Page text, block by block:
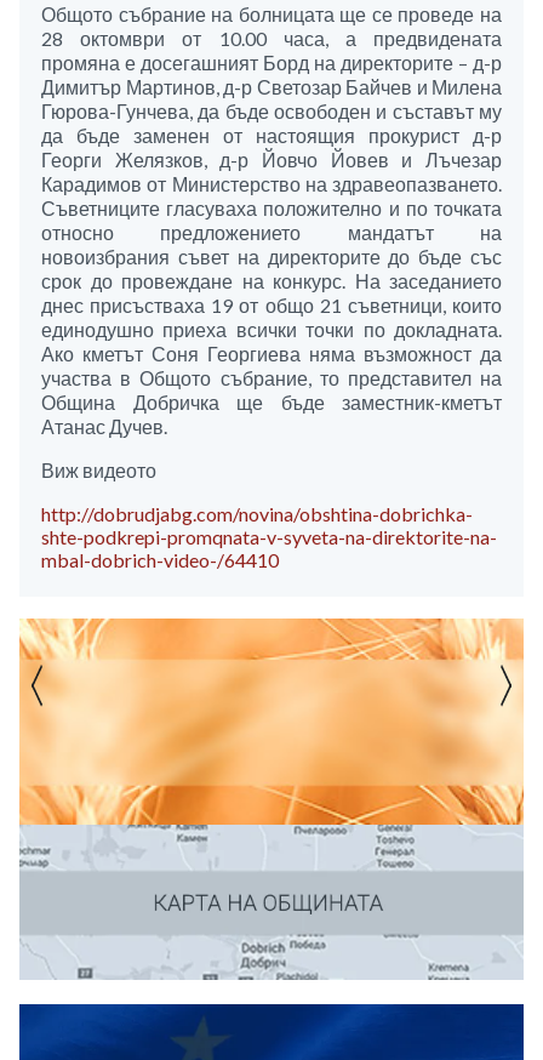
Общото събрание на болницата ще се проведе на
28 октомври от 10.00 часа, а предвидената
промяна е досегашният Борд на директорите – д-р
Димитър Мартинов, д-р Светозар Байчев и Милена
Гюрова-Гунчева, да бъде освободен и съставът му
да бъде заменен от настоящия прокурист д-р
Георги Желязков, д-р Йовчо Йовев и Лъчезар
Карадимов от Министерство на здравеопазването.
Съветниците гласуваха положително и по точката
относно предложението мандатът на
новоизбрания съвет на директорите до бъде със
срок до провеждане на конкурс. На заседанието
днес присъстваха 19 от общо 21 съветници, които
единодушно приеха всички точки по докладната.
Ако кметът Соня Георгиева няма възможност да
участва в Общото събрание, то представител на
Община Добричка ще бъде заместник-кметът
Атанас Дучев.
Виж видеото
http://dobrudjabg.com/novina/obshtina-dobrichka-
shte-podkrepi-promqnata-v-syveta-na-direktorite-na-
mbal-dobrich-video-/64410